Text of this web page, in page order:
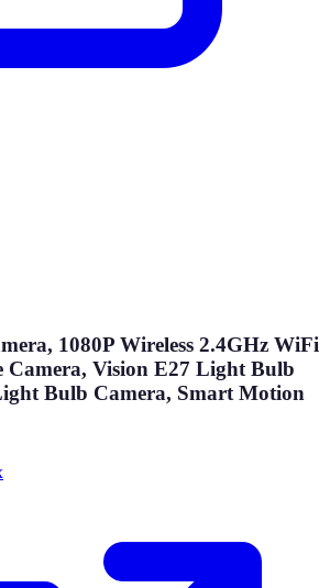
1080P Wireless 2.4GHz WiFi
Camera, Vision E27 Light Bulb
Bulb Camera, Smart Motion